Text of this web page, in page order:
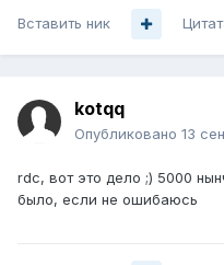
Вставить ник
kotqq
Опубликовано 13
rdc, вот это дело ;) 5000
было, если не ошибаюсь